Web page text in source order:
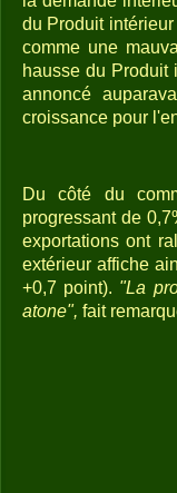
du Produit
comme une
hausse du Produit
annoncé
croissance pour
Du côté du
progressant de
exportations ont
extérieur affiche
+0,7 point). "La
atone", fait